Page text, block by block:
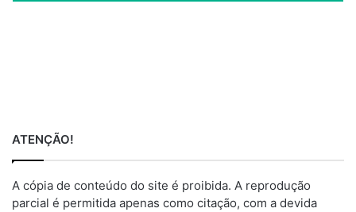
ATENÇÃO!
A cópia de conteúdo do site é proibida. A reprodução
parcial é permitida apenas como citação, com a devida